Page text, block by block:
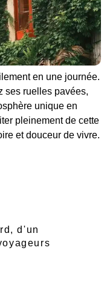
en une journée.
ses ruelles pavées,
unique en
pleinement de cette
et douceur de vivre.
d'un